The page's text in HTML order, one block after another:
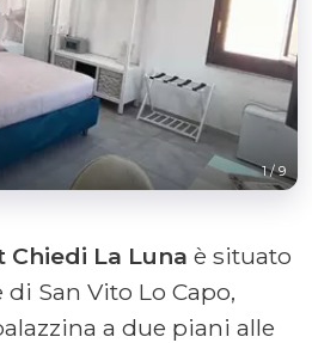
1/9
Chiedi La Luna è situato
San Vito Lo Capo,
a due piani alle